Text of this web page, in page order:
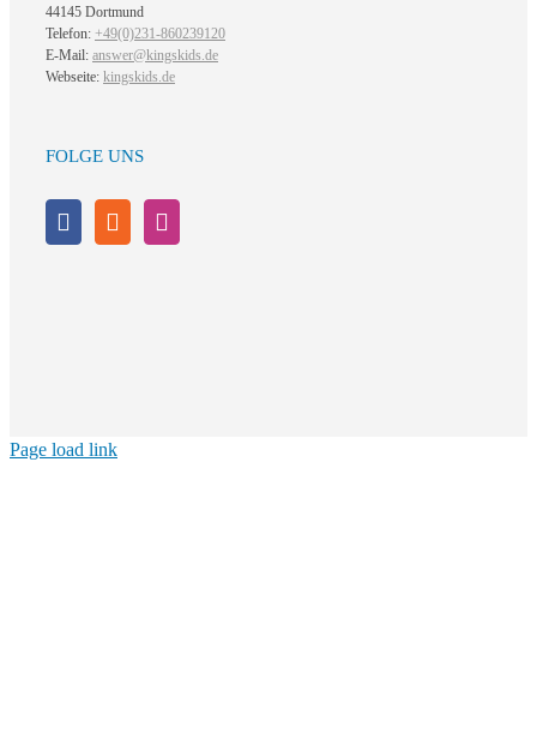
44145 Dortmund
Telefon: +49(0)231-860239120
E-Mail: answer@kingskids.de
Webseite: kingskids.de
FOLGE UNS
Page load link